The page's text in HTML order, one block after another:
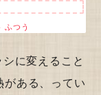
ふつう
に変えること
ある、ってい